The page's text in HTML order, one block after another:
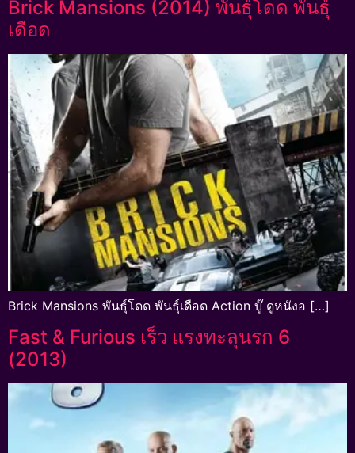
Brick Mansions (2014) พันธุ์โดด พันธุ์
เดือด
Brick Mansions พันธุ์โดด พันธุ์เดือด Action บู๊ ดูหนังอ […]
Fast & Furious เร็ว แรงทะลุนรก 6
(2013)